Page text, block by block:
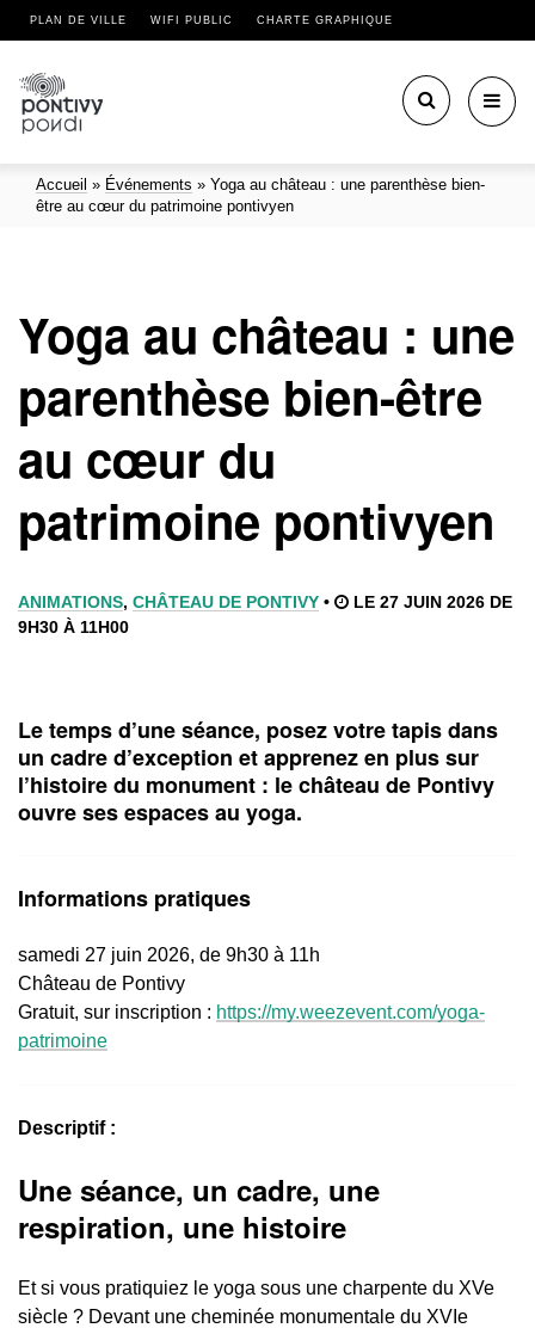
PLAN DE VILLE WIFI PUBLIC CHARTE GRAPHIQUE
Accueil » Événements » Yoga au château : une parenthèse bien-
être au cœur du patrimoine pontivyen
Yoga au château : une
parenthèse bien-être
au cœur du
patrimoine pontivyen
ANIMATIONS, CHÂTEAU DE PONTIVY •
LE 27 JUIN 2026 DE
9H30 À 11H00
Le temps d’une séance, posez votre tapis dans
un cadre d’exception et apprenez en plus sur
l’histoire du monument : le château de Pontivy
ouvre ses espaces au yoga.
Informations pratiques
samedi 27 juin 2026, de 9h30 à 11h
Château de Pontivy
Gratuit, sur inscription : https://my.weezevent.com/yoga-
patrimoine
Descriptif :
Une séance, un cadre, une
respiration, une histoire
Et si vous pratiquiez le yoga sous une charpente du XVe
siècle ? Devant une cheminée monumentale du XVIe